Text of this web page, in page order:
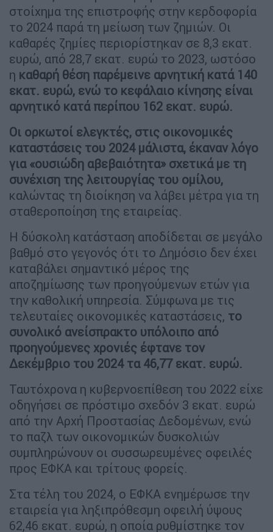
στοίχημα της επιστροφής στην κερδοφορία
το 2024 παρά τη μείωση των ζημιών. Οι
καθαρές ζημίες περιορίστηκαν σε 8,3 εκατ.
ευρώ, από 28,7 εκατ. ευρώ το 2023, ωστόσο
η καθαρή θέση παρέμεινε αρνητική κατά 140
εκατ. ευρώ, ενώ το κεφάλαιο κίνησης είναι
αρνητικό κατά περίπου 162 εκατ. ευρώ.
Οι ορκωτοί ελεγκτές, στις οικονομικές
καταστάσεις του 2024 μάλιστα, έκαναν λόγο
για «ουσιώδη αβεβαιότητα» σχετικά με τη
συνέχιση της λειτουργίας του ομίλου,
καλώντας τη διοίκηση να λάβει μέτρα για τη
σταθεροποίηση της εταιρείας.
Η δύσκολη κατάσταση αποδίδεται σε μεγάλο
βαθμό στο γεγονός ότι το Δημόσιο δεν έχει
καταβάλει σημαντικό μέρος της
αποζημίωσης των προηγούμενων ετών για
την καθολική υπηρεσία. Σύμφωνα με τις
τελευταίες οικονομικές καταστάσεις, το
συνολικό ανείσπρακτο υπόλοιπο από
προηγούμενες χρονιές έφτανε τον
Δεκέμβριο του 2024 τα 46,77 εκατ. ευρώ.
Ταυτόχρονα η κυβερνοεπίθεση του 2022 είχε
οδηγήσει σε πρόστιμο σχεδόν 3 εκατ. ευρώ
από την Αρχή Προστασίας Δεδομένων, ενώ
το παζλ των οικονομικών δυσκολιών
συμπληρώνουν οι συσσωρευμένες οφειλές
προς ΕΦΚΑ και τρίτους φορείς.
Στα τέλη του 2024, ο ΕΦΚΑ ενημέρωσε την
εταιρεία για ληξιπρόθεσμη οφειλή ύψους
62,46 εκατ. ευρώ, η οποία ρυθμίστηκε τον